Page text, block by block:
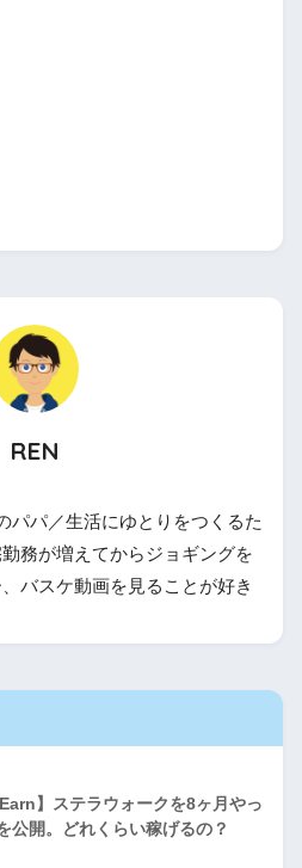
REN
パパ／生活にゆとりをつくるた
務が増えてからジョギングを
バスケ動画を見ることが好き
】ステラウォークを8ヶ月やっ
公開。どれくらい稼げるの？